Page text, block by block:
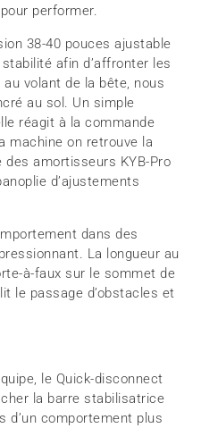
performer.
38-40 pouces ajustable
afin d’affronter les
volant de la bête, nous
au sol. Un simple
réagit à la commande
machine on retrouve la
amortisseurs KYB-Pro
d’ajustements
dans des
La longueur au
à-faux sur le sommet de
le passage d’obstacles et
le Quick-disconnect
la barre stabilisatrice
d’un comportement plus